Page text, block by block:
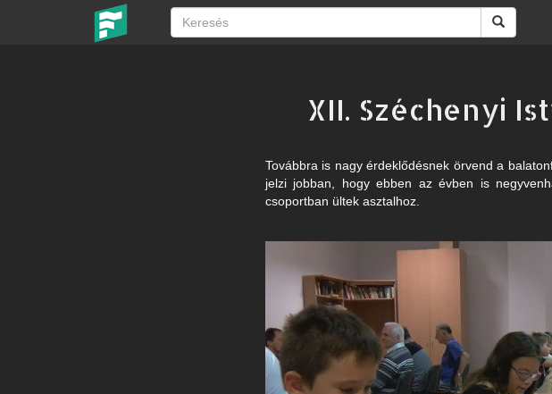
XII. Széchenyi
Továbbra is nagy érdeklődésnek örvend a
jelzi jobban, hogy ebben az évben is
csoportban ültek asztalhoz.